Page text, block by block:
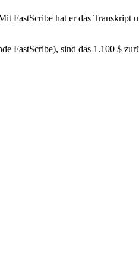
FastScribe hat er das Transkript
FastScribe), sind das 1.100 $